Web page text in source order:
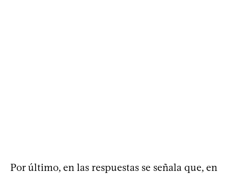
Por último, en las respuestas se señala que, en